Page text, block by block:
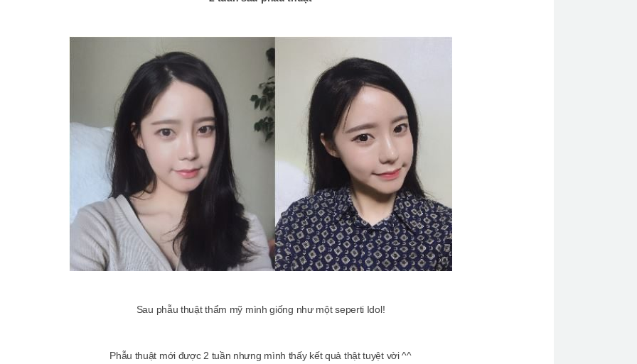
Sau phẫu thuật thẩm mỹ mình giống như một seperti Idol!
Phẫu thuật mới được 2 tuần nhưng mình thấy kết quả thật tuyệt vời ^^